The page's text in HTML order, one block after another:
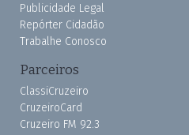
Publicidade Legal
Repórter Cidadão
Trabalhe Conosco
Parceiros
ClassiCruzeiro
CruzeiroCard
Cruzeiro FM 92.3